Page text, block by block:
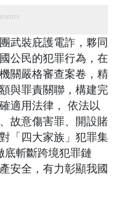
武裝庇護電詐，夥同
公民的犯罪行為，在
關嚴格審查案卷，精
與罪責關聯，構建完
適用法律， 依法以
故意傷害罪、開設賭
「四大家族」犯罪集
底斬斷跨境犯罪鏈
安全，有力彰顯我國